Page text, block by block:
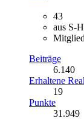
43
aus S-
Beiträge
6.140
Erhaltene
19
Punkte
31.949